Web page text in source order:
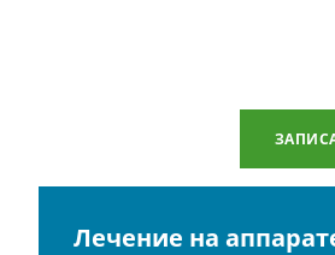
Лечение на